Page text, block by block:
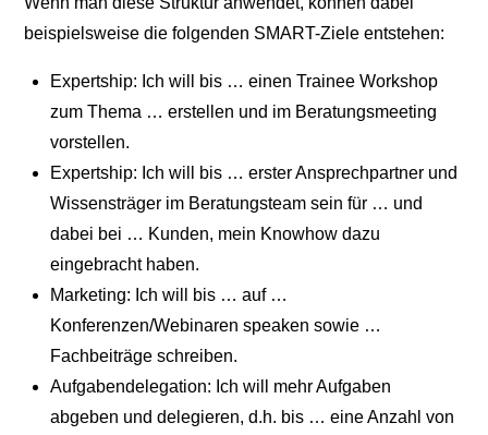
beispielsweise die folgenden SMART-Ziele entstehen:
Expertship: Ich will bis … einen Trainee Workshop
zum Thema … erstellen und im Beratungsmeeting
vorstellen.
Expertship: Ich will bis … erster Ansprechpartner und
Wissensträger im Beratungsteam sein für … und
dabei bei … Kunden, mein Knowhow dazu
eingebracht haben.
Marketing: Ich will bis … auf …
Konferenzen/Webinaren speaken sowie …
Fachbeiträge schreiben.
Aufgabendelegation: Ich will mehr Aufgaben
abgeben und delegieren, d.h. bis … eine Anzahl von